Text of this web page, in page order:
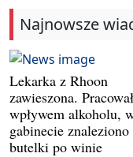
Najnowsze
Lekarka z Rhoon
zawieszona.
wpływem alkoholu,
gabinecie znaleziono
butelki po winie